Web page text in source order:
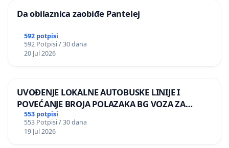
Da obilaznica zaobiđe Pantelej
592 potpisi
592 Potpisi / 30 dana
20 Jul 2026
UVOĐENJE LOKALNE AUTOBUSKE LINIJE I
POVEĆANJE BROJA POLAZAKA BG VOZA ZA
NASELJA LEVE OBALE DUNAVA
553 potpisi
553 Potpisi / 30 dana
19 Jul 2026